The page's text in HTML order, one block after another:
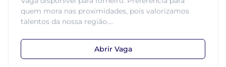
quem mora nas proximidades, pois valorizamos
talentos da nossa região....
Abrir Vaga